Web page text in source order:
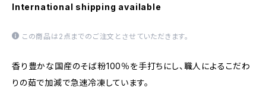
International shipping available
この商品は2点までのご注文とさせていただきます。
香り豊かな国産のそば粉100％を手打ちにし、職人によるこだわ
りの茹で加減で急速冷凍しています。